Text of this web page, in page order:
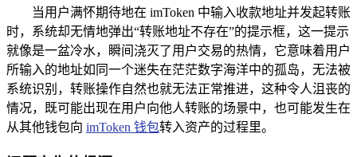
当用户满怀期待地在 imToken 中输入收款地址并发起转账
时，系统却无情地弹出“转账地址不存在”的提示框，这一提示
就像是一盆冷水，瞬间浇灭了用户交易的热情，它意味着用户
所输入的地址如同一个迷失在茫茫数字海洋中的孤岛，无法被
系统识别，转账操作自然也就无法正常推进，这种令人沮丧的
情况，既可能出现在用户向他人转账的场景中，也可能发生在
从其他钱包向 imToken 钱包转入资产的过程里。